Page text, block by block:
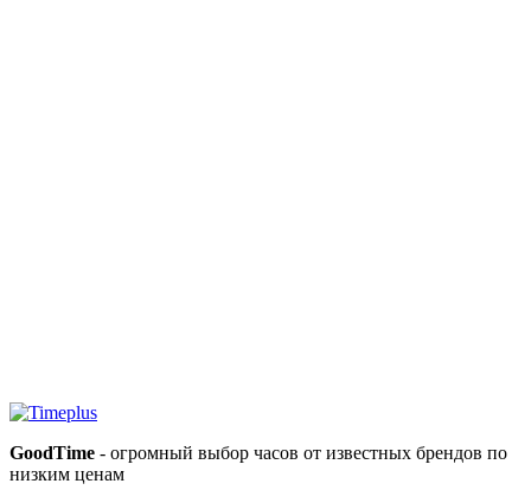
GoodTime - огромный выбор часов от известных брендов по
низким ценам